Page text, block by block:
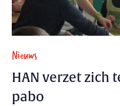
Nieuws
HAN verzet zich
pabo